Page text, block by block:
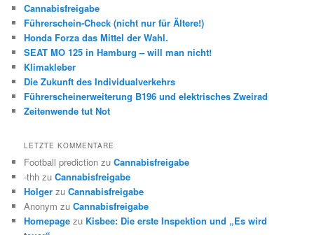
Cannabisfreigabe
Führerschein-Check (nicht nur für Ältere!)
Honda Forza das Mittel der Wahl.
SEAT MO 125 in Hamburg – will man nicht!
Klimakleber
Die Zukunft des Individualverkehrs
Führerscheinerweiterung B196 und elektrisches Zweirad
Zeitenwende tut Not
LETZTE KOMMENTARE
Football prediction zuCannabisfreigabe
-thh zuCannabisfreigabe
Holger zuCannabisfreigabe
Anonym zuCannabisfreigabe
Homepage zu Kisbee: Die erste Inspektion und „Es wird